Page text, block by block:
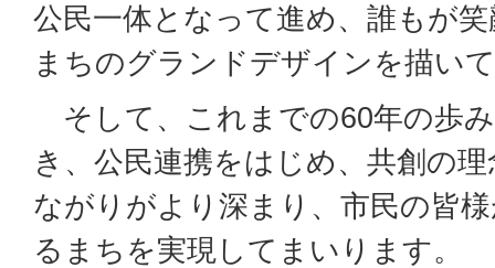
公民一体となって進め、誰もが
まちのグランドデザインを描い
そして、これまでの60年の歩
き、公民連携をはじめ、共創の
ながりがより深まり、市民の皆
るまちを実現してまいります。